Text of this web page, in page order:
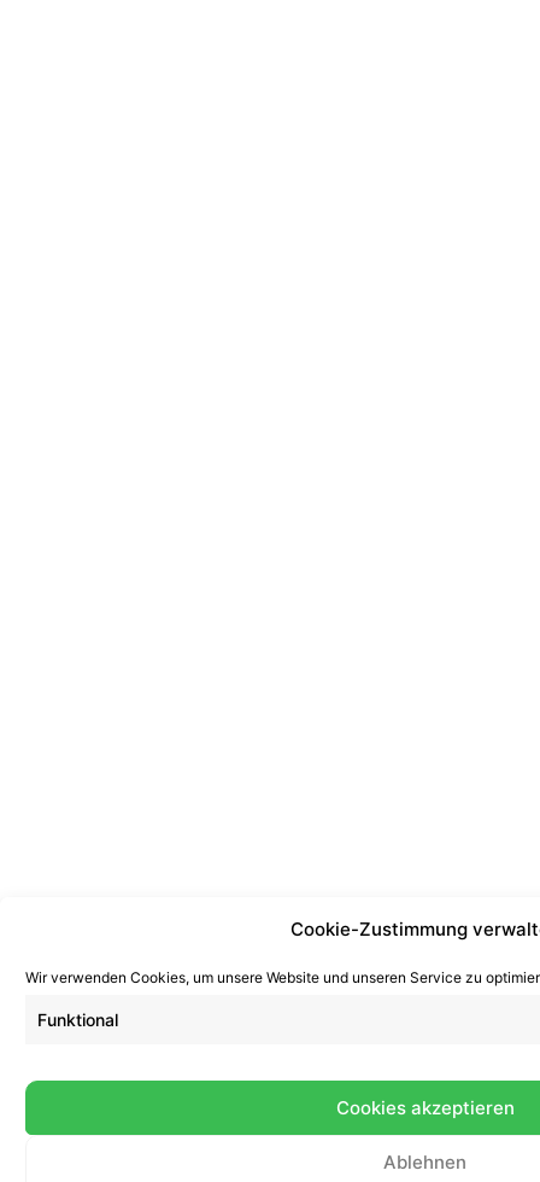
Cookie-Zustimmung
Wir verwenden Cookies, um unsere Website und unseren Service zu
Funktional
Cookies akzeptieren
Ablehnen